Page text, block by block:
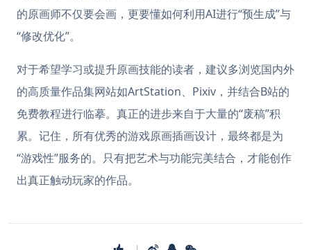
的原画师不仅要会画，更要懂如何利用AI进行“预生成”与
“修改优化”。
对于希望学习或提升原画技能的读者，建议多浏览国内外
的高质量作品集网站如ArtStation、Pixiv，并结合B站的
免费教程进行临摹。真正的进步来自于大量的“废稿”积
累。记住，所有优秀的游戏原画插画设计，最终都是为
“游戏性”服务的。只有把艺术与功能完美结合，才能创作
出真正触动玩家的作品。